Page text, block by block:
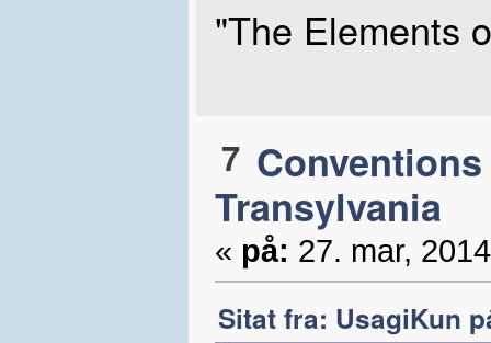
"The Elements
7 Conventions
Transylvania
« på: 27. mar,
Sitat fra: UsagiKun